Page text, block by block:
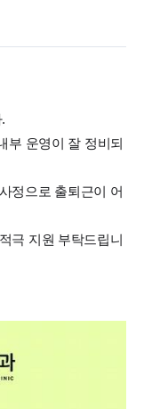
부 운영이 잘 정비되
정으로 출퇴근이 어
극 지원 부탁드립니